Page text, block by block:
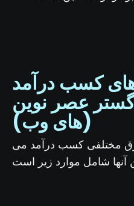
کسب درآمد
عصر نوین
(های وب)
مختلفی کسب درآمد می